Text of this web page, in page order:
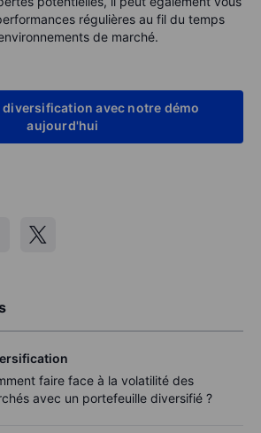
régulières au fil du temps
de marché.
diversification avec notre démo
aujourd'hui
faire face à la volatilité des
avec un portefeuille diversifié ?